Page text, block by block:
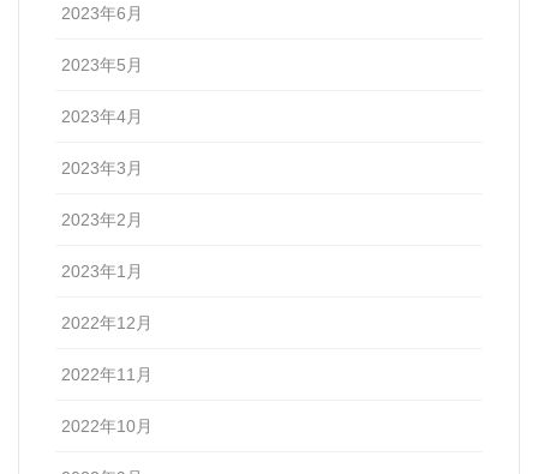
2023年6月
2023年5月
2023年4月
2023年3月
2023年2月
2023年1月
2022年12月
2022年11月
2022年10月